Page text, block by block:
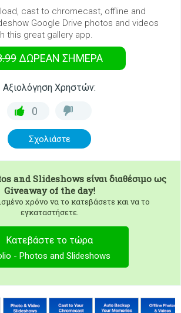
cast to chromecast, offline and
Google Drive photos and videos
this great gallery app.
ΔΩΡΕΑΝ ΣΉΜΕΡΑ
Αξιολόγηση Χρηστών:
0
Σχολιάστε
and Slideshowsείναι διαθέσιμο ως
Giveaway of the day!
χρόνο να το κατεβάσετε και να το
εγκαταστήσετε.
Κατεβάστε το τώρα
- Photos and Slideshows